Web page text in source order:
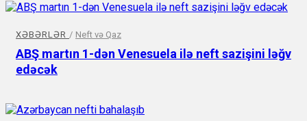
XƏBƏRLƏR / Neft və Qaz
ABŞ martın 1-dən Venesuela ilə neft sazişini ləğv
edəcək